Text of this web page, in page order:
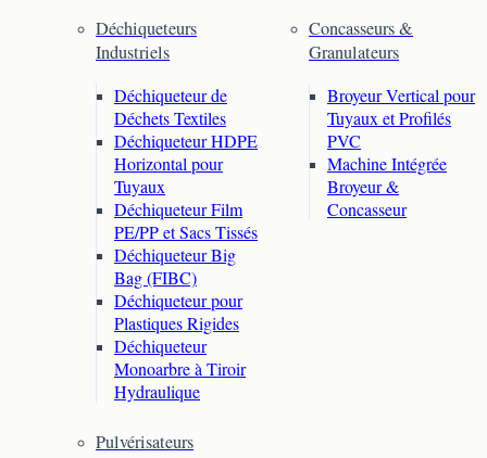
Déchiqueteurs
Industriels
Déchiqueteur de
Déchets Textiles
Déchiqueteur HDPE
Horizontal pour
Tuyaux
Déchiqueteur Film
PE/PP et Sacs Tissés
Déchiqueteur Big
Bag (FIBC)
Déchiqueteur pour
Plastiques Rigides
Déchiqueteur
Monoarbre à Tiroir
Hydraulique
Concasseurs &
Granulateurs
Broyeur Vertical pour
Tuyaux et Profilés
PVC
Machine Intégrée
Broyeur &
Concasseur
Pulvérisateurs